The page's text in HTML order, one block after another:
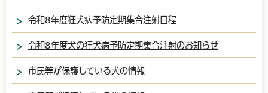
令和8年度狂犬病予防定期集合注射日程
令和8年度犬の狂犬病予防定期集合注射のお知らせ
市民等が保護している犬の情報